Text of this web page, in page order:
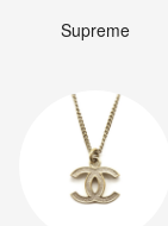
Supreme